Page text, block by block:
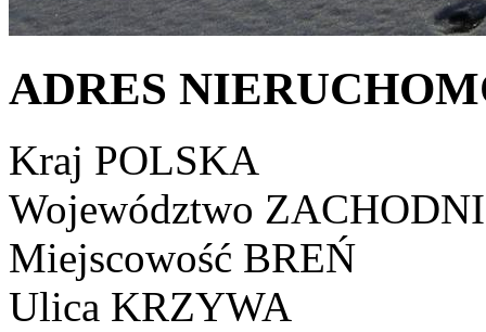
ADRES
Kraj POLSKA
Województwo
Miejscowość BREŃ
Ulica KRZYWA